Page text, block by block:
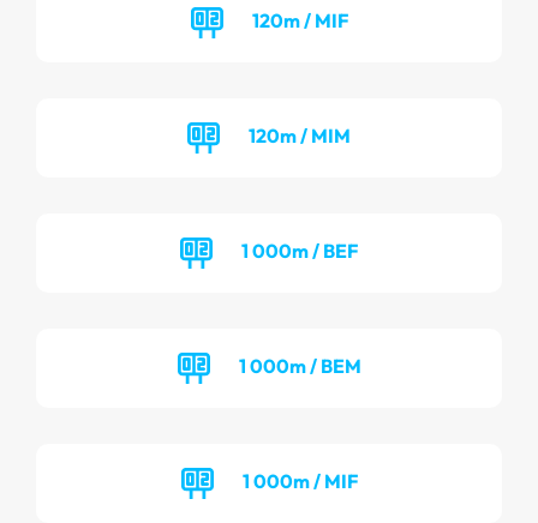
120m / MIF
120m / MIM
1 000m / BEF
1 000m / BEM
1 000m / MIF